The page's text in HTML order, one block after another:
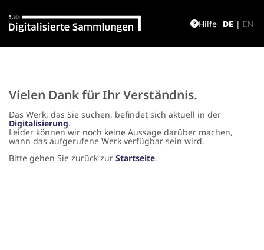
DE | EN
Hilfe
Vielen Dank für Ihr Verständnis.
Das Werk, das Sie suchen, befindet sich aktuell in der
Digitalisierung.
Leider können wir noch keine Aussage darüber machen,
wann das aufgerufene Werk verfügbar sein wird.
Bitte gehen Sie zurück zur Startseite.